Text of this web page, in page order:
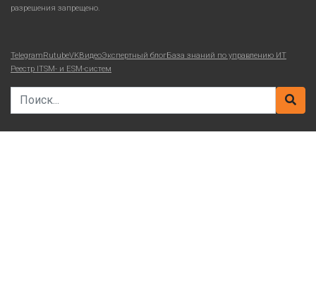
разрешения запрещено.
TelegramRutubeVKВидеоЭкспертный блогБаза знаний по управлению ИТ
Реестр ITSM- и ESM-систем
Search for